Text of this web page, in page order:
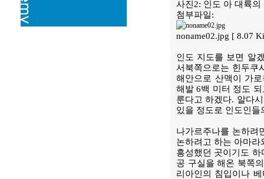
사진2: 인도 아 대륙
첨부파일:
noname02.jpg [ 8.07
인도 지도를 보면 알
서북쪽으로는 힌두쿠
해안으로 산맥이 가
해발 6백 미터 정도
룬다고 하겠다. 알다
있을 정도로 인도인
나가르주나를 논하려
논하려고 하는 아마
흥성했던 곳이기도
공 구실을 해온 북쪽
리아인의 침입이나